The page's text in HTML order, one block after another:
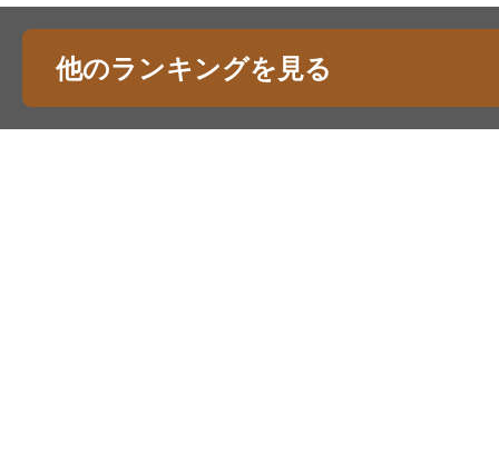
他のランキングを見る